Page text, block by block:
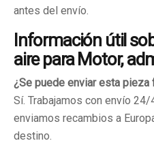
antes del envío.
Información útil
aire para Motor,
¿Se puede enviar esta pieza
Sí. Trabajamos con envío
enviamos recambios a
destino.